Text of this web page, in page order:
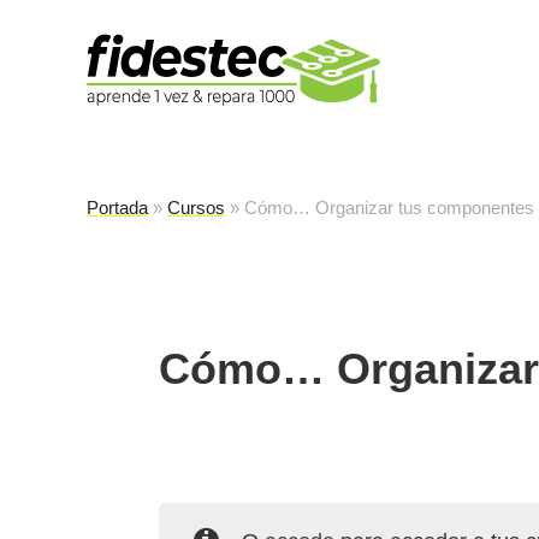
Portada » Cursos » Cómo… Organizar tus componentes
Cómo…